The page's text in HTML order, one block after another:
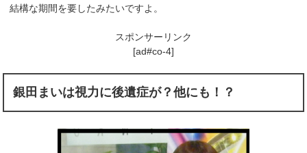
結構な期間を要したみたいですよ。
スポンサーリンク
[ad#co-4]
銀田まいは視力に後遺症が？他にも！？